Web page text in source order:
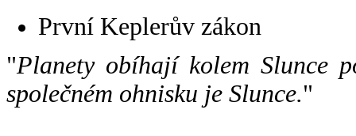
První Keplerův zákon
"Planety obíhají kolem Slunce
společném ohnisku je Slunce."